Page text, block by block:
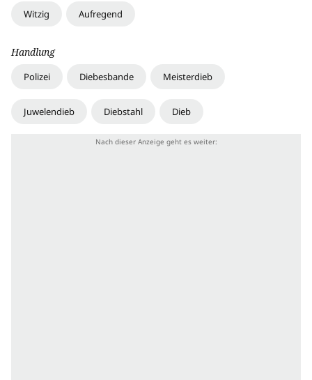
Witzig Aufregend
Handlung
Polizei Diebesbande Meisterdieb
Juwelendieb Diebstahl Dieb